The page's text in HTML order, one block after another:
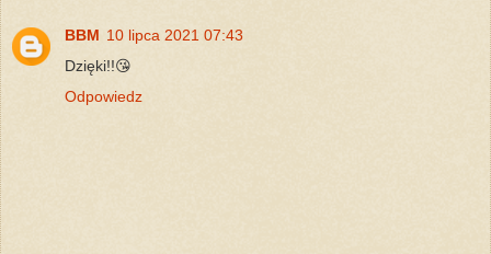
BBM 10 lipca 2021 07:43
Dzięki!!😘
Odpowiedz